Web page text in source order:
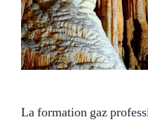
La formation gaz